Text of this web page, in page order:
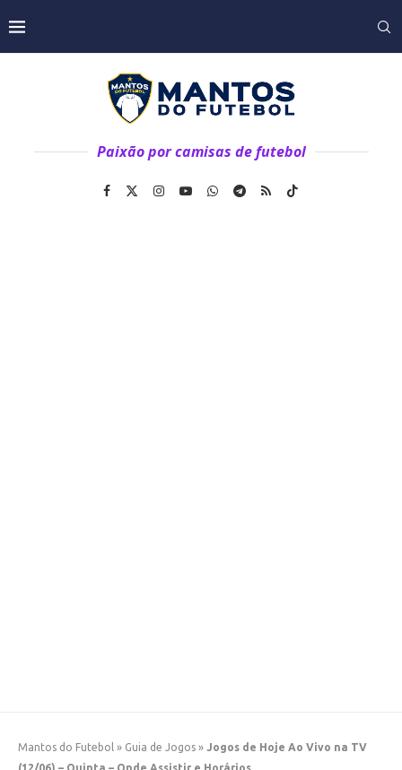
Paixão por camisas de futebol
Mantos do Futebol » Guia de Jogos » Jogos de Hoje Ao Vivo na TV